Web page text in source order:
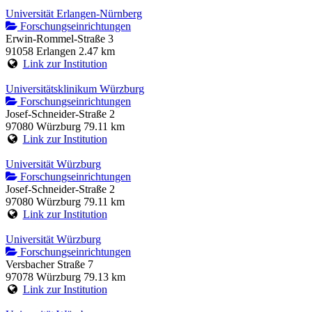
Universität Erlangen-Nürnberg
Forschungseinrichtungen
Erwin-Rommel-Straße 3
91058 Erlangen 2.47 km
Link zur Institution
Universitätsklinikum Würzburg
Forschungseinrichtungen
Josef-Schneider-Straße 2
97080 Würzburg 79.11 km
Link zur Institution
Universität Würzburg
Forschungseinrichtungen
Josef-Schneider-Straße 2
97080 Würzburg 79.11 km
Link zur Institution
Universität Würzburg
Forschungseinrichtungen
Versbacher Straße 7
97078 Würzburg 79.13 km
Link zur Institution